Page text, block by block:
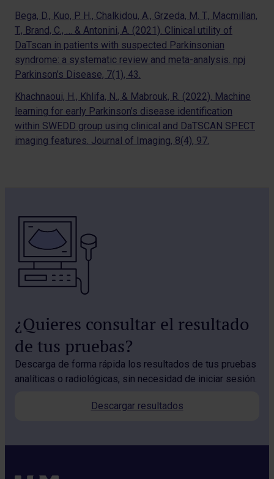
Bega, D., Kuo, P. H., Chalkidou, A., Grzeda, M. T., Macmillan,
T., Brand, C., … & Antonini, A. (2021). Clinical utility of
DaTscan in patients with suspected Parkinsonian
syndrome: a systematic review and meta-analysis. npj
Parkinson’s Disease, 7(1), 43.
Khachnaoui, H., Khlifa, N., & Mabrouk, R. (2022). Machine
learning for early Parkinson’s disease identification
within SWEDD group using clinical and DaTSCAN SPECT
imaging features. Journal of Imaging, 8(4), 97.
¿Quieres consultar el resultado
de tus pruebas?
Descarga de forma rápida los resultados de tus pruebas
analíticas o radiológicas, sin necesidad de iniciar sesión.
Descargar resultados